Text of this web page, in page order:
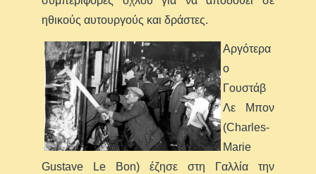
ηθικούς αυτουργούς και δράστες.
Αργότερα
ο
Γουστάβ
Λε Μπον
(Charles-
Marie
Gustave Le Bon) έζησε στη Γαλλία την